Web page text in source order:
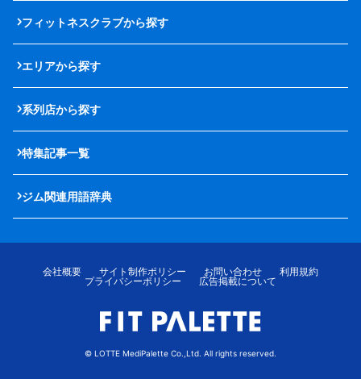
フィットネスクラブから探す
エリアから探す
系列店から探す
特集記事一覧
ジム関連用語辞典
会社概要 サイト制作ポリシー お問い合わせ
利用規約
プライバシーポリシー
広告掲載について
© LOTTE MediPalette Co.,Ltd. All rights reserved.